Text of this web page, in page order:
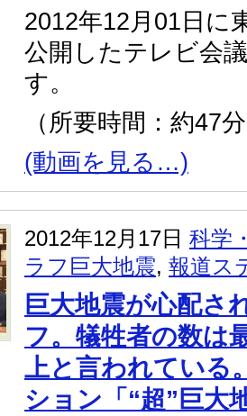
2012年12月01日に
公開したテレビ会
す。
（所要時間：約47
(動画を見る…)
2012年12月17日 科学
ラフ巨大地震, 報道ス
巨大地震が心配さ
フ。犠牲者の数は
上と言われている
ション「“超”巨大